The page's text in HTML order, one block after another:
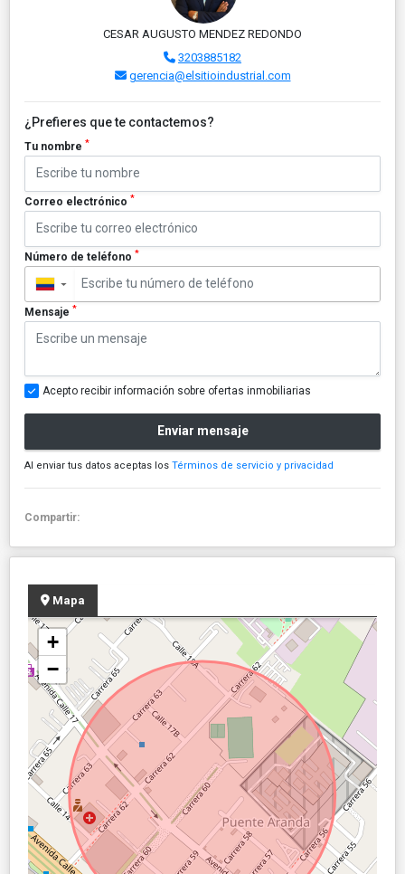
CESAR AUGUSTO MENDEZ REDONDO
3203885182
gerencia@elsitioindustrial.com
¿Prefieres que te contactemos?
Tu nombre *
Correo electrónico *
Número de teléfono *
▼
Mensaje *
Acepto recibir información sobre ofertas inmobiliarias
Enviar mensaje
Al enviar tus datos aceptas los Términos de servicio y privacidad
Compartir:
Mapa
+
−